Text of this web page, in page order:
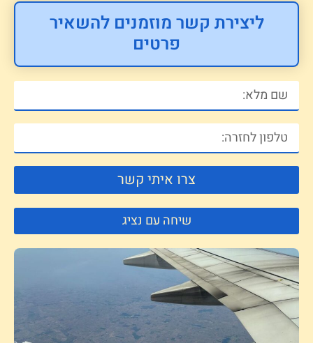
ליצירת קשר מוזמנים להשאיר
פרטים
צרו איתי קשר
שיחה עם נציג